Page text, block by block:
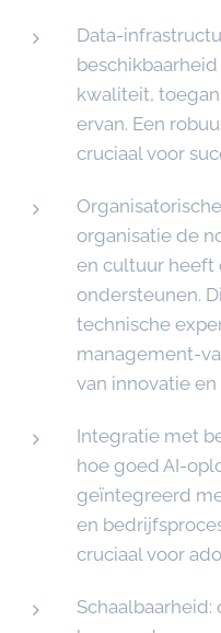
Data-
kwaliteit,
ervan. Een
cruciaal voor
organisatie de
en cultuur heeft
ondersteunen.
technische
management-
van innovatie
Integratie met
hoe goed AI-
geïntegreerd
en
cruciaal voor